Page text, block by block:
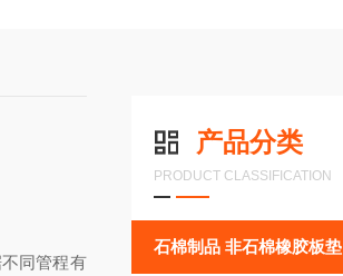
产品分类
PRODUCT CLASSIFICATION
石棉制品 非石棉橡胶板垫
同管程有